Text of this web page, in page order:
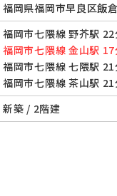
福岡県福岡市早良区飯
福岡市七隈線 野芥駅 22
福岡市七隈線 金山駅 17
福岡市七隈線 七隈駅 21
福岡市七隈線 茶山駅 21
新築 / 2階建